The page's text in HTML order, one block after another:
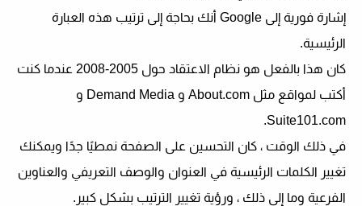
إشارة فورية إلى Google أنك بحاجة إلى ترتيب هذه العبارة
الرئيسية.
كان هذا بالفعل هو نظام الاعتقاد حول 2005-2008 عندما كنت
أكتب لمواقع مثل About.com و Demand Media و
Suite101.com.
في ذلك الوقت ، كان التحسين على الصفحة نمطيًا جدًا ويمكنك
تغيير الكلمات الرئيسية في العنوان والوصف التعريفي والعناوين
الفرعية وما إلى ذلك ، ورؤية تغيير الترتيب بشكل كبير.